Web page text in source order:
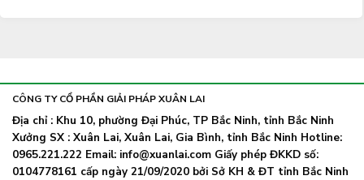
CÔNG TY CỔ PHẦN GIẢI PHÁP XUÂN LAI
Địa chỉ : Khu 10, phường Đại Phúc, TP Bắc Ninh, tỉnh Bắc Ninh
Xưởng SX : Xuân Lai, Xuân Lai, Gia Bình, tỉnh Bắc Ninh Hotline:
0965.221.222 Email: info@xuanlai.com Giấy phép ĐKKD số:
0104778161 cấp ngày 21/09/2020 bởi Sở KH & ĐT tỉnh Bắc Ninh